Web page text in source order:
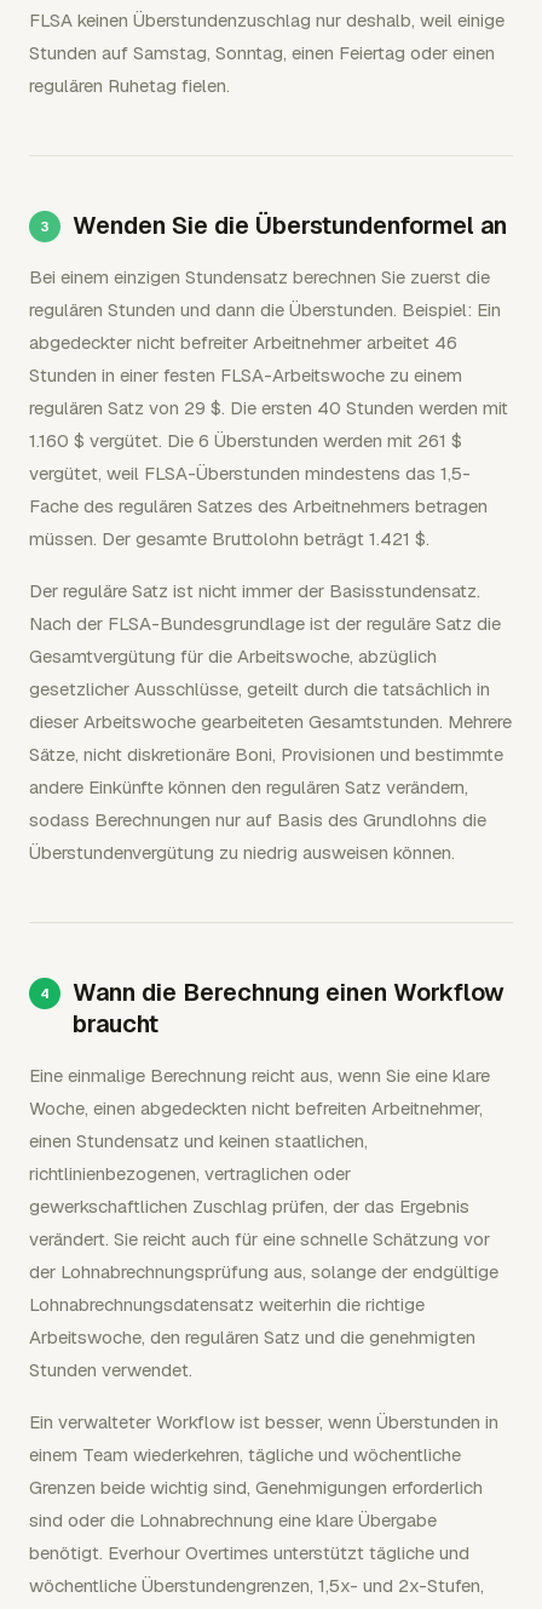
FLSA keinen Überstundenzuschlag nur deshalb, weil einige
Stunden auf Samstag, Sonntag, einen Feiertag oder einen
regulären Ruhetag fielen.
Wenden Sie die Überstundenformel an
Bei einem einzigen Stundensatz berechnen Sie zuerst die
regulären Stunden und dann die Überstunden. Beispiel: Ein
abgedeckter nicht befreiter Arbeitnehmer arbeitet 46
Stunden in einer festen FLSA-Arbeitswoche zu einem
regulären Satz von 29 $. Die ersten 40 Stunden werden mit
1.160 $ vergütet. Die 6 Überstunden werden mit 261 $
vergütet, weil FLSA-Überstunden mindestens das 1,5-
Fache des regulären Satzes des Arbeitnehmers betragen
müssen. Der gesamte Bruttolohn beträgt 1.421 $.
Der reguläre Satz ist nicht immer der Basisstundensatz.
Nach der FLSA-Bundesgrundlage ist der reguläre Satz die
Gesamtvergütung für die Arbeitswoche, abzüglich
gesetzlicher Ausschlüsse, geteilt durch die tatsächlich in
dieser Arbeitswoche gearbeiteten Gesamtstunden. Mehrere
Sätze, nicht diskretionäre Boni, Provisionen und bestimmte
andere Einkünfte können den regulären Satz verändern,
sodass Berechnungen nur auf Basis des Grundlohns die
Überstundenvergütung zu niedrig ausweisen können.
Wann die Berechnung einen Workflow
braucht
Eine einmalige Berechnung reicht aus, wenn Sie eine klare
Woche, einen abgedeckten nicht befreiten Arbeitnehmer,
einen Stundensatz und keinen staatlichen,
richtlinienbezogenen, vertraglichen oder
gewerkschaftlichen Zuschlag prüfen, der das Ergebnis
verändert. Sie reicht auch für eine schnelle Schätzung vor
der Lohnabrechnungsprüfung aus, solange der endgültige
Lohnabrechnungsdatensatz weiterhin die richtige
Arbeitswoche, den regulären Satz und die genehmigten
Stunden verwendet.
Ein verwalteter Workflow ist besser, wenn Überstunden in
einem Team wiederkehren, tägliche und wöchentliche
Grenzen beide wichtig sind, Genehmigungen erforderlich
sind oder die Lohnabrechnung eine klare Übergabe
benötigt. Everhour Overtimes unterstützt tägliche und
wöchentliche Überstundengrenzen, 1,5x- und 2x-Stufen,